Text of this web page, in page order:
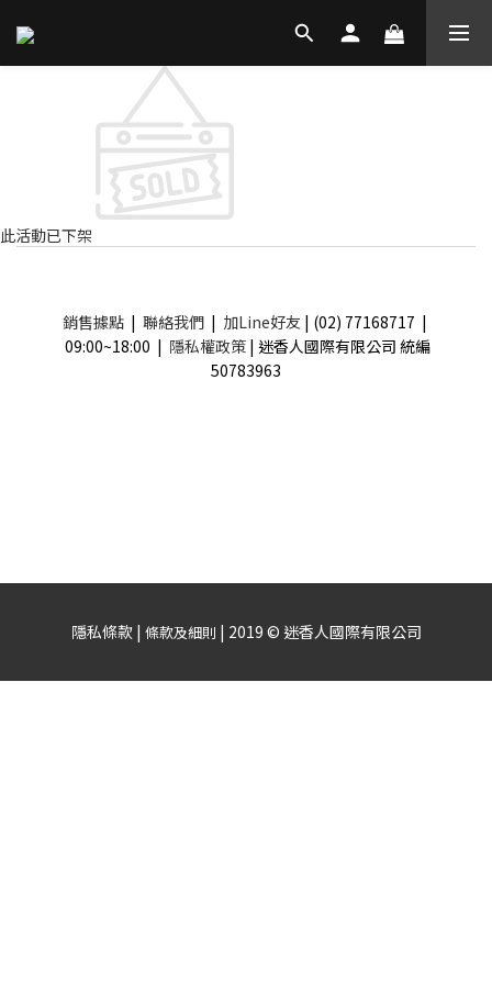
此活動已下架
銷售據點| 聯絡我們| 加Line好友 | (02) 77168717 |
09:00~18:00 | 隱私權政策 | 迷香人國際有限公司 統編
50783963
隱私條款 | 條款及細則 | 2019 © 迷香人國際有限公司